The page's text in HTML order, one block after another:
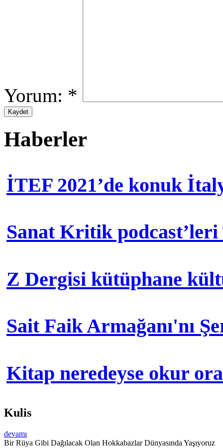
Yorum: *
Haberler
İTEF 2021’de konuk
Sanat Kritik podcast’leri
Z Dergisi kütüphane
Sait Faik Armağanı'nı
Kitap neredeyse okur
Kulis
devamı
Bir Rüya Gibi Dağılacak Olan Hokkabazlar Dünyasında Yaşıyoruz